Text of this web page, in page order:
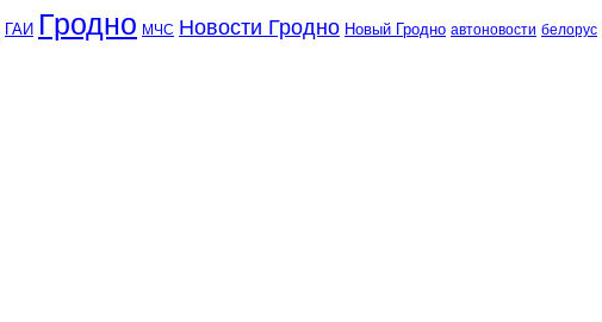
ГАИ Гродно МЧС Новости Гродно Новый Гродно автоновости белорус